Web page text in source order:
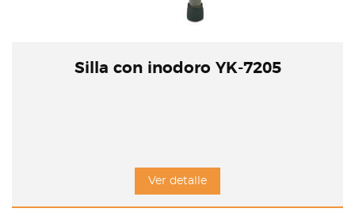
Silla con inodoro YK-7205
Ver detalle